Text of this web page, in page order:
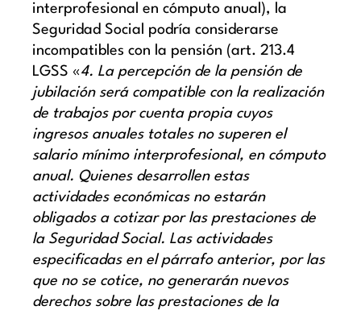
interprofesional en cómputo anual), la
Seguridad Social podría considerarse
incompatibles con la pensión (art. 213.4
LGSS «4. La percepción de la pensión de
jubilación será compatible con la realización
de trabajos por cuenta propia cuyos
ingresos anuales totales no superen el
salario mínimo interprofesional, en cómputo
anual. Quienes desarrollen estas
actividades económicas no estarán
obligados a cotizar por las prestaciones de
la Seguridad Social. Las actividades
especificadas en el párrafo anterior, por las
que no se cotice, no generarán nuevos
derechos sobre las prestaciones de la